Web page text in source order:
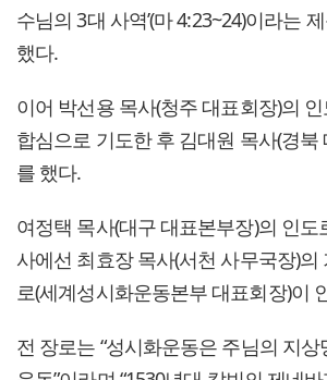
수님의 3대 사역’(마 4:23~24)이라는
했다.
이어 박선용 목사(청주 대표회장)의
합심으로 기도한 후 김대원 목사(경북
를 했다.
여정택 목사(대구 대표본부장)의 인도
사에선 최효장 목사(서천 사무국장)의
로(세계성시화운동본부 대표회장)이
전 장로는 “성시화운동은 주님의 지